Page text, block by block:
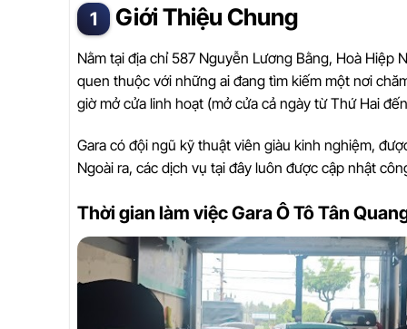
Giới Thiệu Chung
Nằm tại địa chỉ 587 Nguyễn Lương Bằng, Hoà Hiệp
quen thuộc với những ai đang tìm kiếm một nơi
giờ mở cửa linh hoạt (mở cửa cả ngày từ Thứ Hai
Gara có đội ngũ kỹ thuật viên giàu kinh nghiệm,
Ngoài ra, các dịch vụ tại đây luôn được cập nhật
Thời gian làm việc Gara Ô Tô Tân